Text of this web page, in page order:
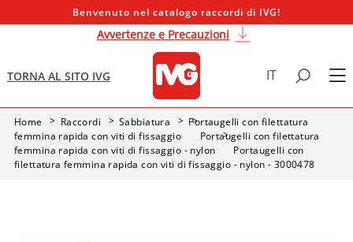
Benvenuto nel catalogo raccordi di IVG!
Avvertenze e Precauzioni
TORNA AL SITO IVG IT
Home Raccordi Sabbiatura
Portaugelli con filettatura
femmina rapida con viti di fissaggio
Portaugelli con filettatura
femmina rapida con viti di fissaggio - nylon
Portaugelli con
filettatura femmina rapida con viti di fissaggio - nylon - 3000478